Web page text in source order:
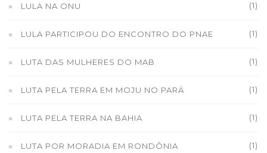
LULA NA ONU (1)
LULA PARTICIPOU DO ENCONTRO DO PNAE (1)
LUTA DAS MULHERES DO MAB (1)
LUTA PELA TERRA EM MOJU NO PARÁ (1)
LUTA PELA TERRA NA BAHIA (1)
LUTA POR MORADIA EM RONDÔNIA (1)